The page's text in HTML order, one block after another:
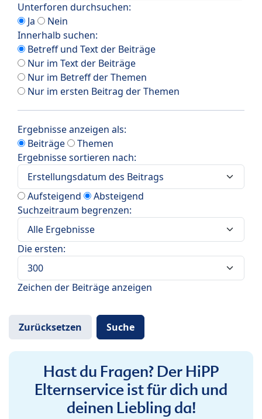
Unterforen durchsuchen:
Ja
Nein
Innerhalb suchen:
Betreff und Text der Beiträge
Nur im Text der Beiträge
Nur im Betreff der Themen
Nur im ersten Beitrag der Themen
Ergebnisse anzeigen als:
Beiträge
Themen
Ergebnisse sortieren nach:
Aufsteigend
Absteigend
Suchzeitraum begrenzen:
Die ersten:
Zeichen der Beiträge anzeigen
Hast du Fragen? Der HiPP
Elternservice ist für dich und
deinen Liebling da!